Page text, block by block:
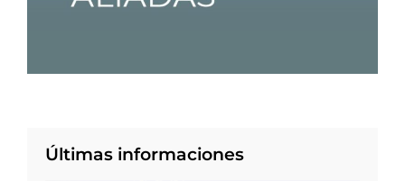
Últimas informaciones